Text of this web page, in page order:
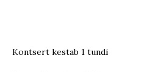
Kontsert kestab 1 tundi